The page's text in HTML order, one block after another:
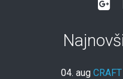
04. aug